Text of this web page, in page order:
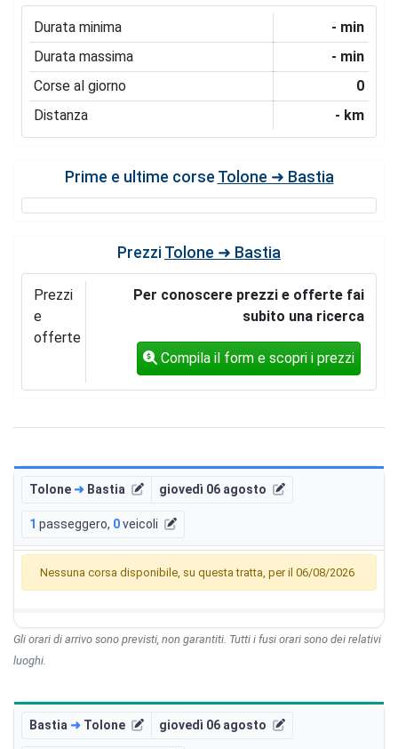
Durata minima
- min
Durata massima
- min
Corse al giorno
0
Distanza
- km
Prime e ultime corse Tolone ➜ Bastia
Prezzi Tolone ➜ Bastia
Prezzi
e
offerte
Per conoscere prezzi e offerte fai
subito una ricerca
Compila il form e scopri i prezzi
Tolone➜ Bastia giovedì 06 agosto
1 passeggero, 0veicoli
Nessuna corsa disponibile, su questa tratta, per il 06/08/2026
Gli orari di arrivo sono previsti, non garantiti. Tutti i fusi orari sono dei relativi
luoghi.
Bastia➜ Tolone giovedì 06 agosto